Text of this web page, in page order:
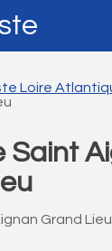
Loire
Saint
Grand